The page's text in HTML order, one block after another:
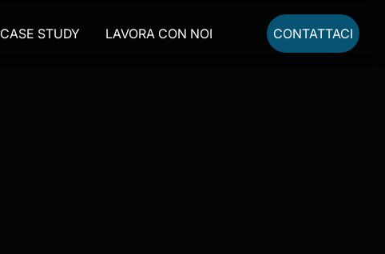
CASE STUDY LAVORA CON NOI CONTATTACI